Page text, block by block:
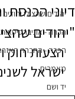
יהודים שהצילו
הכרה - אוניברסיטאות
הכרה - החברה
מאמרים
יד ושם
דיוני הכנסת
"יהודים
הצעות חוק
ישראל לשנים 2007-